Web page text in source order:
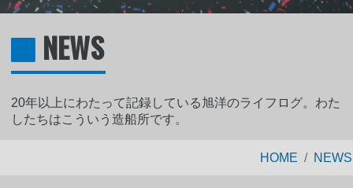
NEWS
20年以上にわたって記録している旭洋のライフログ。わた
したちはこういう造船所です。
HOME NEWS